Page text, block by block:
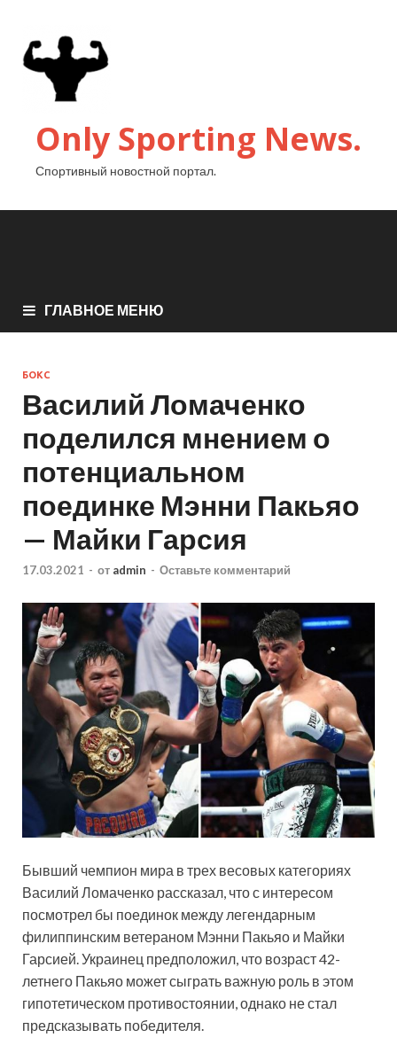
Only Sporting News.
Спортивный новостной портал.
ГЛАВНОЕ МЕНЮ
БОКС
Василий Ломаченко
поделился мнением о
потенциальном
поединке Мэнни Пакьяо
— Майки Гарсия
17.03.2021 - от admin - Оставьте комментарий
Бывший чемпион мира в трех весовых категориях
Василий Ломаченко рассказал, что с интересом
посмотрел бы поединок между легендарным
филиппинским ветераном Мэнни Пакьяо и Майки
Гарсией. Украинец предположил, что возраст 42-
летнего Пакьяо может сыграть важную роль в этом
гипотетическом противостоянии, однако не стал
предсказывать победителя.